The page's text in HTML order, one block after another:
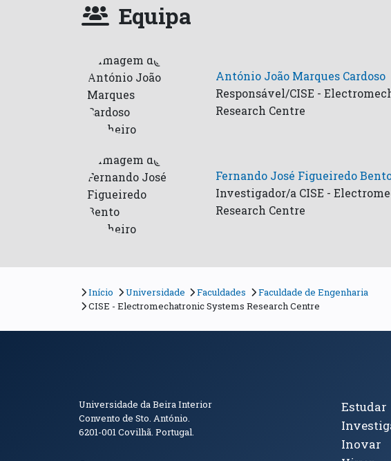
Equipa
António João Marques Cardoso
Responsável/CISE -
Research Centre
Fernando José Figueiredo
Investigador/a CISE -
Research Centre
Início Universidade Faculdades
Faculdade de Engenharia
CISE - Electromechatronic Systems Research Centre
Informações de Contacto
Universidade da Beira Interior
Convento de Sto. António.
6201-001Covilhã. Portugal.
Estudar
Inovar